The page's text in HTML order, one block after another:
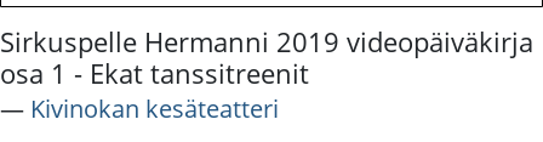
Sirkuspelle Hermanni 2019 videopäiväkirja
osa 1 - Ekat tanssitreenit
― Kivinokan kesäteatteri